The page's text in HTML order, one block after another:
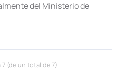
del Ministerio de
(de un total de 7)